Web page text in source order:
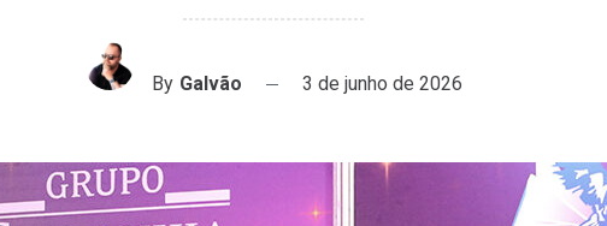
By Galvão 3 de junho de 2026